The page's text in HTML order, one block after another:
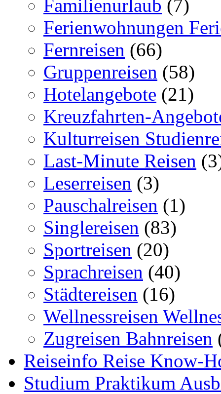
Familienurlaub (7)
Ferienwohnungen
Fernreisen (66)
Gruppenreisen (58)
Hotelangebote (21)
Kreuzfahrten-
Kulturreisen
Last-Minute Reisen
Leserreisen (3)
Pauschalreisen (1)
Singlereisen (83)
Sportreisen (20)
Sprachreisen (40)
Städtereisen (16)
Wellnessreisen
Zugreisen Bahnreisen
Reiseinfo Reise Know-
Studium Praktikum